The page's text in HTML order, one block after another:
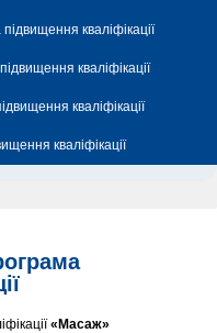
кваліфікації
кваліфікації
кваліфікації
кваліфікації
«Масаж»